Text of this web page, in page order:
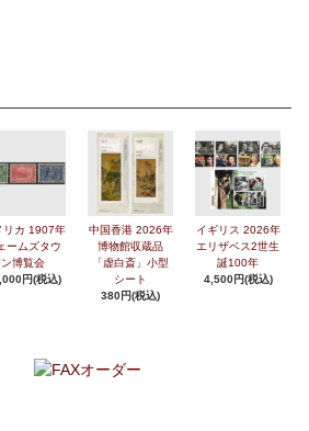
リカ 1907年
ームズタウ
ン博覧会
円(税込)
中国香港 2026年
博物館収蔵品
「虚白斎」小型
シート
380円(税込)
イギリス 2026年
エリザベス2世生
誕100年
4,500円(税込)